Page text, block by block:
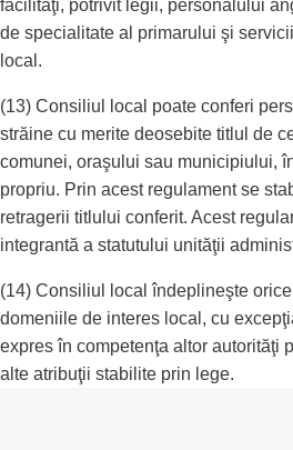
facilităţi, potrivit legii, personalului
de specialitate al primarului şi
local.
(13) Consiliul local poate conferi
străine cu merite deosebite titlul de
comunei, oraşului sau municipiului,
propriu. Prin acest regulament se
retragerii titlului conferit. Acest
integrantă a statutului unităţii
(14) Consiliul local îndeplineşte
domeniile de interes local, cu
expres în competenţa altor autorităţi
alte atribuţii stabilite prin lege.